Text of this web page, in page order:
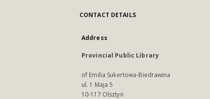
CONTACT DETAILS
Address
Provincial Public Library
of Emilia Sukertowa-Biedrawina
ul. 1 Maja 5
10-117 Olsztyn